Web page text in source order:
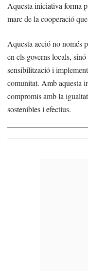
Aquesta iniciativa forma
marc de la cooperació
Aquesta acció no només
en els governs locals,
sensibilització i
comunitat. Amb aquesta
compromís amb la
sostenibles i efectius.